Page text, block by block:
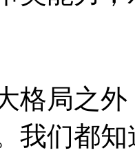
格局之
我们都